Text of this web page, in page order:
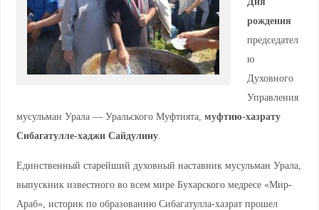
рождения
председател
ю
Духовного
Управления
мусульман Урала — Уральского Муфтията, муфтию-хазрату
Сибагатулле-хаджи Сайдулину.
Единственный старейший духовный наставник мусульман Урала,
выпускник известного во всем мире Бухарского медресе «Мир-
Араб», историк по образованию Сибагатулла-хазрат прошел